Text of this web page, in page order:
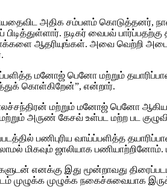
அதிக சம்பளம்
நடிகர் வைபவ்
ஆதரியுங்கள். அவை வெற்றி
மனோஜ் பெனோ மற்றும் தயாரிப்பாளர்
கொள்கிறேன்”, என்றார்.
பாலச்சந்திரன் மற்றும் மனோஜ் பெனோ
அருண் கேசவ் உள்பட மற்ற பட
பணிபுரிய வாய்ப்பளித்த
மிகவும் ஜாலியாக
எனக்கு இது மூன்றாவது
முழுக்க முழுக்க நகைச்சுவையாக